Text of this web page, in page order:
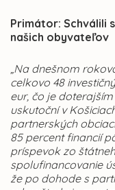
Primátor: Schválili
našich obyvateľov
„Na dnešnom
celkovo 48
eur, čo je
uskutoční v
partnerských
85 percent financií
príspevok zo
spolufinancovanie
že po dohode s